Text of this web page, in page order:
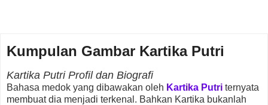
Kumpulan Gambar Kartika Putri
Kartika Putri Profil dan Biografi
Bahasa medok yang dibawakan oleh Kartika Putri ternyata
membuat dia menjadi terkenal. Bahkan Kartika bukanlah